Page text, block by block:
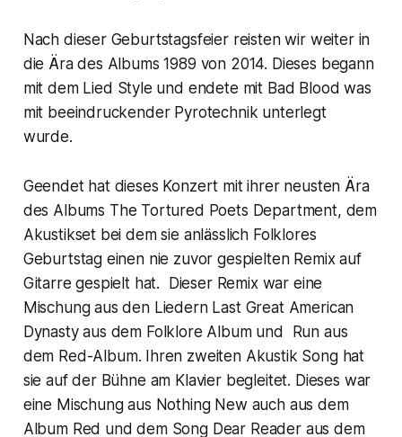
Nach dieser Geburtstagsfeier reisten wir weiter in
die Ära des Albums1989 von 2014. Dieses begann
mit dem Lied Style und endete mit Bad Blood was
mit beeindruckender Pyrotechnik unterlegt
wurde.
Geendet hat dieses Konzert mit ihrer neusten Ära
des Albums The Tortured Poets Department, dem
Akustikset bei dem sie anlässlich Folklores
Geburtstag einen nie zuvor gespielten Remix auf
Gitarre gespielt hat. Dieser Remix war eine
Mischung aus den Liedern Last Great American
Dynastyaus dem Folklore Album und Run aus
dem Red-Album. Ihren zweiten Akustik Song hat
sie auf der Bühne am Klavier begleitet. Dieses war
eine Mischung aus Nothing New auch aus dem
Album Red und dem Song Dear Readeraus dem